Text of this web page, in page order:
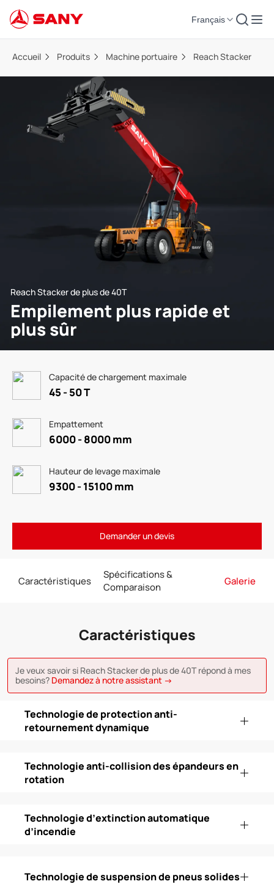
Français
Accueil Produits Machine portuaire Reach Stacker
Reach Stacker de plus de 40T
Empilement plus rapide et
plus sûr
Capacité de chargement maximale
45 - 50 T
Empattement
6000 - 8000 mm
Hauteur de levage maximale
9300 - 15100 mm
Demander un devis
Caractéristiques
Spécifications &
Comparaison
Galerie
Caractéristiques
Je veux savoir si Reach Stacker de plus de 40T répond à mes
besoins? Demandez à notre assistant →
Technologie de protection anti-
retournement dynamique
Technologie anti-collision des épandeurs en
rotation
Technologie d’extinction automatique
d’incendie
Technologie de suspension de pneus solides